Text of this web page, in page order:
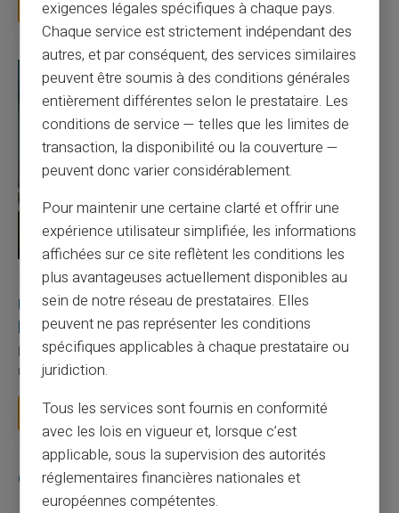
Lire la suite
27/07/2026 Veritas Carte prépayée
Utilisation responsable du paiement mobile avec
la carte Veritas
Le paiement mobile s'est imposé dans les habitudes quotidiennes,
mais il appelle des réflexes pour é...
Lire la suite
Catégories
exigences légales spécifiques à chaque pays.
Chaque service est strictement indépendant des
autres, et par conséquent, des services similaires
peuvent être soumis à des conditions générales
entièrement différentes selon le prestataire. Les
conditions de service — telles que les limites de
transaction, la disponibilité ou la couverture —
peuvent donc varier considérablement.
Pour maintenir une certaine clarté et offrir une
expérience utilisateur simplifiée, les informations
affichées sur ce site reflètent les conditions les
plus avantageuses actuellement disponibles au
sein de notre réseau de prestataires. Elles
peuvent ne pas représenter les conditions
spécifiques applicables à chaque prestataire ou
juridiction.
Tous les services sont fournis en conformité
avec les lois en vigueur et, lorsque c’est
applicable, sous la supervision des autorités
réglementaires financières nationales et
européennes compétentes.